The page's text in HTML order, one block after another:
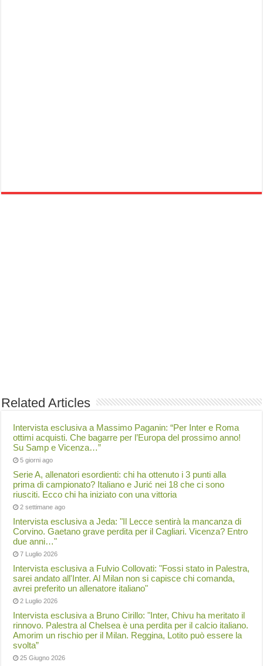
Related Articles
Intervista esclusiva a Massimo Paganin: “Per Inter e Roma
ottimi acquisti. Che bagarre per l’Europa del prossimo anno!
Su Samp e Vicenza…”
5 giorni ago
Serie A, allenatori esordienti: chi ha ottenuto i 3 punti alla
prima di campionato? Italiano e Jurić nei 18 che ci sono
riusciti. Ecco chi ha iniziato con una vittoria
2 settimane ago
Intervista esclusiva a Jeda: "Il Lecce sentirà la mancanza di
Corvino. Gaetano grave perdita per il Cagliari. Vicenza? Entro
due anni…"
7 Luglio 2026
Intervista esclusiva a Fulvio Collovati: "Fossi stato in Palestra,
sarei andato all'Inter. Al Milan non si capisce chi comanda,
avrei preferito un allenatore italiano"
2 Luglio 2026
Intervista esclusiva a Bruno Cirillo: "Inter, Chivu ha meritato il
rinnovo. Palestra al Chelsea è una perdita per il calcio italiano.
Amorim un rischio per il Milan. Reggina, Lotito può essere la
svolta”
25 Giugno 2026